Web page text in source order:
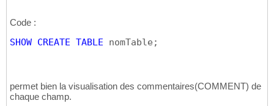
Code :
SHOW CREATE TABLE nomTable;
permet bien la visualisation des commentaires(COMMENT) de
chaque champ.